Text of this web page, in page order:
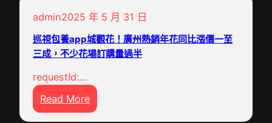
進
經
濟
區
國
家
包
養
網
氣
|
潘
admin2025 年 5 月 31 日
巡視包養app城觀花！廣州熱銷年花同比漲價一至
三成，不少花場訂購量過半
requestId:…
Read More:
巡